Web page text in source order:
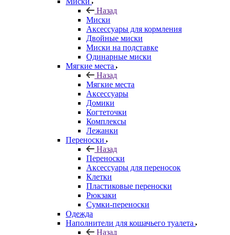
Назад
Миски
Аксессуары для кормления
Двойные миски
Миски на подставке
Одинарные миски
Мягкие места
Назад
Мягкие места
Аксессуары
Домики
Когтеточки
Комплексы
Лежанки
Переноски
Назад
Переноски
Аксессуары для переносок
Клетки
Пластиковые переноски
Рюкзаки
Сумки-переноски
Одежда
Наполнители для кошачьего туалета
Назад